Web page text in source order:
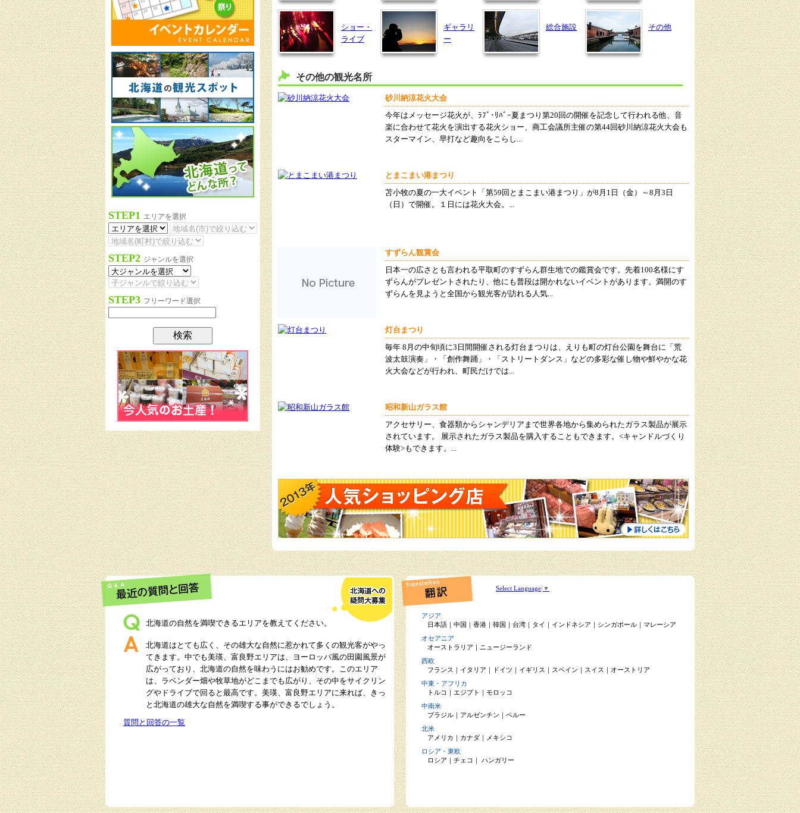
STEP1 エリアを選択
STEP2 ジャンルを選択
STEP3 フリーワード選択
ショー・
ライブ
ギャラリ
ー
総合施設 その他
その他の観光名所
砂川納涼花火大会
今年はメッセージ花火が、ﾗﾌﾞ･ﾘﾊﾞｰ夏まつり第20回の開催を記念して行われる他、音
楽に合わせて花火を演出する花火ショー、商工会議所主催の第44回砂川納涼花火大会も
スターマイン、早打など趣向をこらし...
とまこまい港まつり
苫小牧の夏の一大イベント「第59回とまこまい港まつり」が8月1日（金）～8月3日
（日）で開催。１日には花火大会。...
すずらん観賞会
日本一の広さとも言われる平取町のすずらん群生地での鑑賞会です。先着100名様にす
ずらんがプレゼントされたり、他にも普段は開かれないイベントがあります。満開のす
ずらんを見ようと全国から観光客が訪れる人気...
灯台まつり
毎年 8月の中旬頃に3日間開催される灯台まつりは、えりも町の灯台公園を舞台に「荒
波太鼓演奏」・「創作舞踊」・「ストリートダンス」などの多彩な催し物や鮮やかな花
火大会などが行われ、町民だけでは...
昭和新山ガラス館
アクセサリー、食器類からシャンデリアまで世界各地から集められたガラス製品が展示
されています。 展示されたガラス製品を購入することもできます。<キャンドルづくり
体験>もできます。...
北海道の自然を満喫できるエリアを教えてください。
北海道はとても広く、その雄大な自然に惹かれて多くの観光客がやっ
てきます。中でも美瑛、富良野エリアは、ヨーロッパ風の田園風景が
広がっており、北海道の自然を味わうにはお勧めです。このエリア
は、ラベンダー畑や牧草地がどこまでも広がり、その中をサイクリン
グやドライブで回ると最高です。美瑛、富良野エリアに来れば、きっ
と北海道の雄大な自然を満喫する事ができるでしょう。
質問と回答の一覧
Select Language ▼
アジア
日本語 ｜ 中国 ｜ 香港 ｜ 韓国 ｜ 台湾 ｜ タイ ｜ インドネシア ｜ シンガポール ｜ マレーシア
オセアニア
オーストラリア ｜ ニュージーランド
西欧
フランス ｜ イタリア ｜ ドイツ ｜ イギリス ｜ スペイン ｜ スイス ｜ オーストリア
中東・アフリカ
トルコ ｜ エジプト ｜ モロッコ
中南米
ブラジル ｜ アルゼンチン ｜ ペルー
北米
アメリカ ｜ カナダ ｜
メキシコ
ロシア・東欧
ロシア ｜ チェコ ｜ ハンガリー